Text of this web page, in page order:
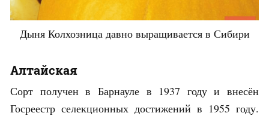
Дыня Колхозница давно выращивается в Сибири
Алтайская
Сорт получен в Барнауле в 1937 году и внесён
Госреестр селекционных достижений в 1955 году.